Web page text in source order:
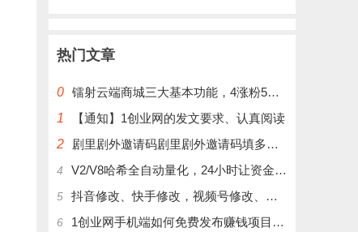
热门文章
0 镭射云端商城三大基本功能，4涨粉5涨播放量6挂铁，为你揭开真实的面纱!
1
【通知】1创业网的发文要求、认真阅读
2
剧里剧外邀请码剧里剧外邀请码填多少呢？
4 V2/V8哈希全自动量化，24小时让资金为你打工！
5 抖音修改、快手修改，视频号修改、大屏修改|橱窗修改|抖店修改|、招代理可单独购买
6 1创业网手机端如何免费发布赚钱项目文章